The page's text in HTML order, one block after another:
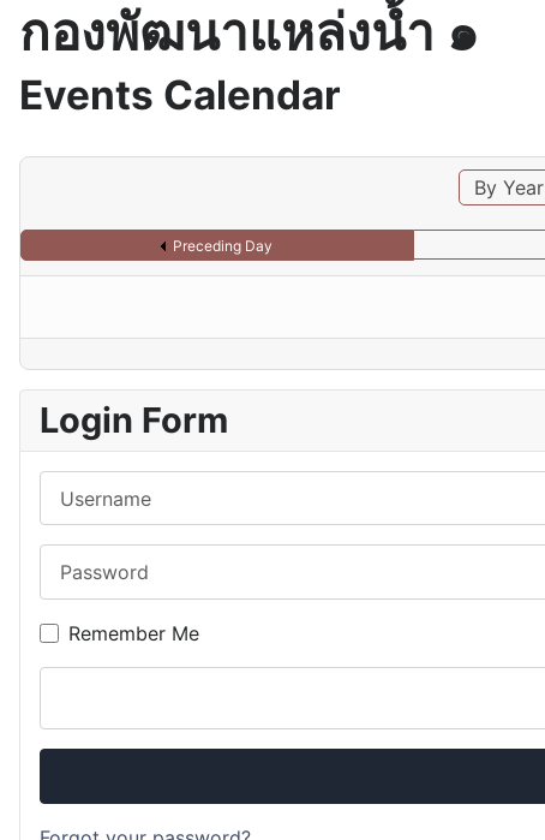
กองพัฒนาแหล่งน้ำ ๑
Events Calendar
By Year
Preceding Day
Login Form
Remember Me